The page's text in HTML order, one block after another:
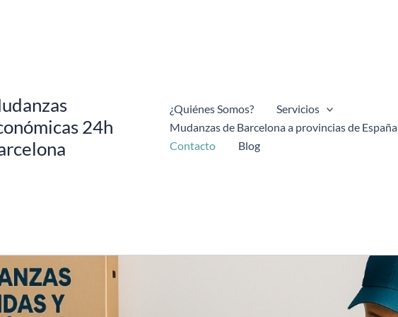
24h
¿Quiénes Somos?
Servicios
Mudanzas de Barcelona a provincias de España
Contacto
Blog